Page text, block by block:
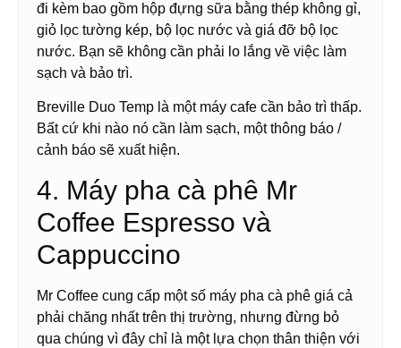
đi kèm bao gồm hộp đựng sữa bằng thép không gỉ,
giỏ lọc tường kép, bộ lọc nước và giá đỡ bộ lọc
nước. Bạn sẽ không cần phải lo lắng về việc làm
sạch và bảo trì.
Breville Duo Temp là một máy cafe cần bảo trì thấp.
Bất cứ khi nào nó cần làm sạch, một thông báo /
cảnh báo sẽ xuất hiện.
4. Máy pha cà phê Mr
Coffee Espresso và
Cappuccino
Mr Coffee cung cấp một số máy pha cà phê giá cả
phải chăng nhất trên thị trường, nhưng đừng bỏ
qua chúng vì đây chỉ là một lựa chọn thân thiện với